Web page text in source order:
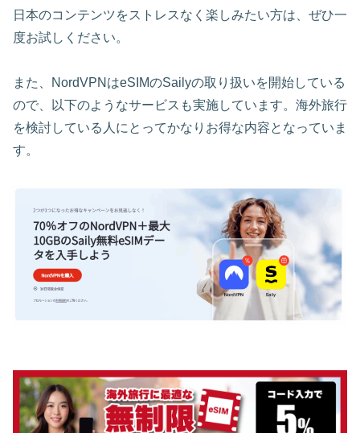
日本のコンテンツをストレスなく楽しみたい方は、ぜひ一
度お試しください。
また、NordVPNはeSIMのSailyの取り扱いを開始している
ので、以下のようなサービスも実施しています。海外旅行
を検討している人にとってかなりお得な内容となっていま
す。